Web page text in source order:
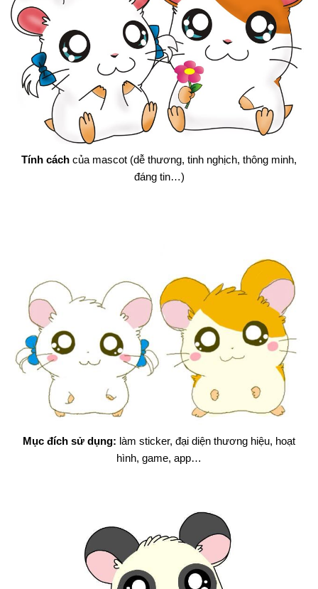
Tính cách của mascot (dễ thương, tinh nghịch, thông minh,
đáng tin…)
Mục đích sử dụng: làm sticker, đại diện thương hiệu, hoạt
hình, game, app…